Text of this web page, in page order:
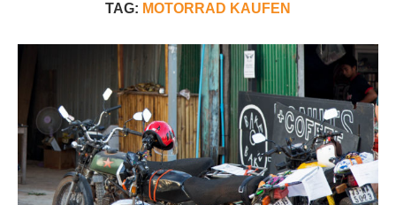
TAG: MOTORRAD KAUFEN